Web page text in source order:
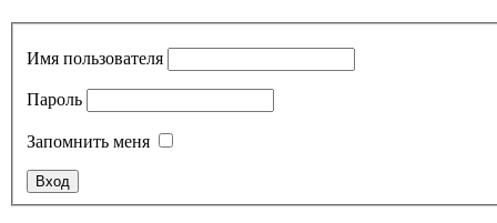
Имя пользователя
Пароль
Запомнить меня